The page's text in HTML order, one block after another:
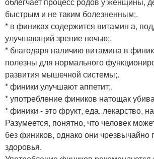
быстрым и не таким болезненным;.
* в финиках содержится витамин а,
улучшающий зрение ночью;.
* благодаря наличию витамина в
полезны для нормального
развития мышечной системы;.
* финики улучшают аппетит;.
* употребление фиников натощак
* финики - это фрукт, еда, лекарство,
Разумеется, понятно, что человек
без фиников, однако они чрезвычайно
здоровья.